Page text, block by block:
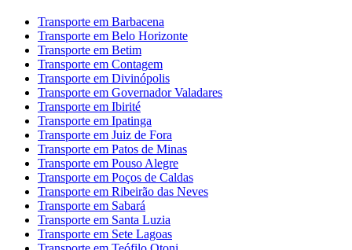
Transporte em Barbacena
Transporte em Belo Horizonte
Transporte em Betim
Transporte em Contagem
Transporte em Divinópolis
Transporte em Governador Valadares
Transporte em Ibirité
Transporte em Ipatinga
Transporte em Juiz de Fora
Transporte em Patos de Minas
Transporte em Pouso Alegre
Transporte em Poços de Caldas
Transporte em Ribeirão das Neves
Transporte em Sabará
Transporte em Santa Luzia
Transporte em Sete Lagoas